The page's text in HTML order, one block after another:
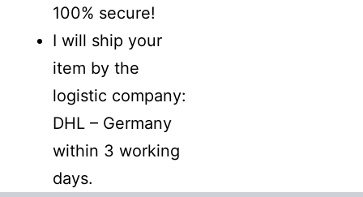
100% secure!
I will ship your
item by the
logistic company:
DHL – Germany
within 3 working
days.